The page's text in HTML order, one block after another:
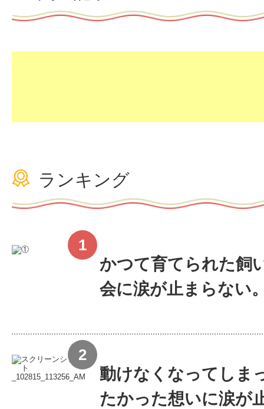
ランキング
かつて育てられた飼
会に涙が止まらない
動けなくなってしま
たかった想いに涙が